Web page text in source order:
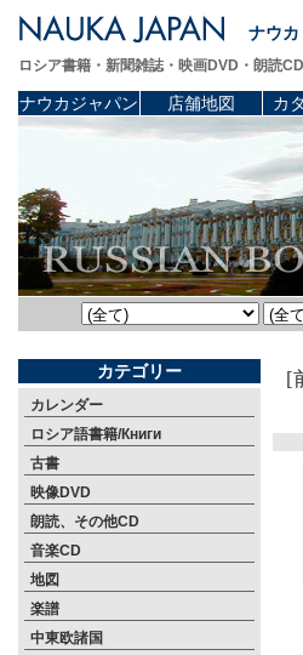
ナウ
ロシア書籍・新聞雑誌・映画DVD・朗読
ナウカジャパン 店舗地図 カ
カテゴリー
カレンダー
ロシア語書籍/Книги
古書
映像DVD
朗読、その他CD
音楽CD
地図
楽譜
中東欧諸国
[